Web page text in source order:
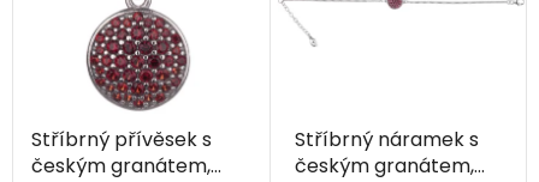
Stříbrný přívěsek s
českým granátem,
Stříbrný náramek s
českým granátem,